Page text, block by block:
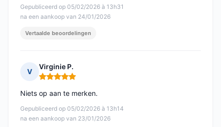
Gepubliceerd op 05/02/2026 à 13h31
na een aankoop van 24/01/2026
Vertaalde beoordelingen
V
Virginie P.
Opmerking: 5 van 5
Gepubliceerd op 05/02/2026 à 13h14
na een aankoop van 23/01/2026
Niets op aan te merken.